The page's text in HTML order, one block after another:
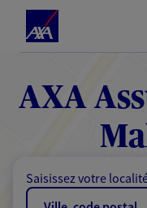
AXA
Saisissez votre